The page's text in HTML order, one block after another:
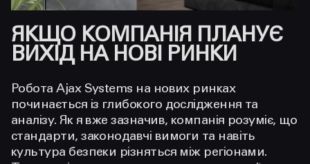
ЯКЩО КОМПАНІЯ ПЛАНУЄ
ВИХІД НА НОВІ РИНКИ
Робота Ajax Systems на нових ринках
починається із глибокого дослідження та
аналізу. Як я вже зазначив, компанія розуміє, що
стандарти, законодавчі вимоги та навіть
культура безпеки різняться між регіонами.